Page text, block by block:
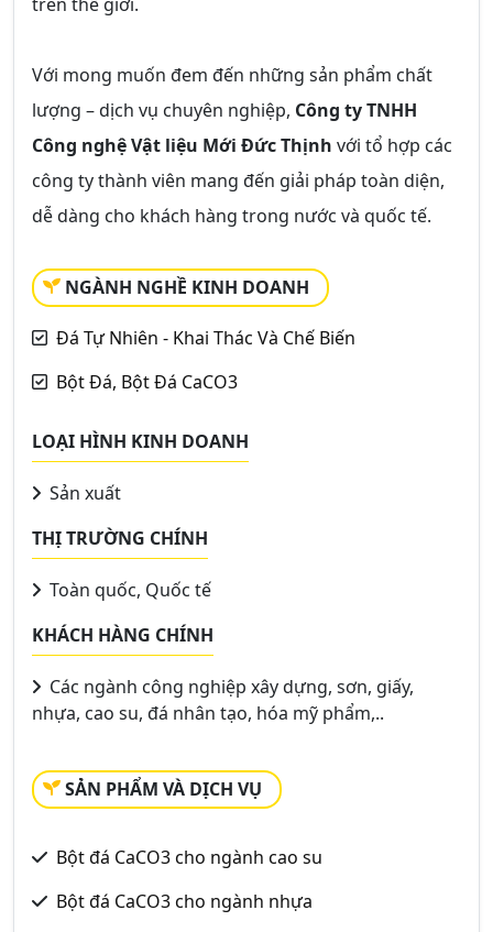
Với mong muốn đem đến những sản phẩm chất
lượng – dịch vụ chuyên nghiệp, Công ty TNHH
Công nghệ Vật liệu Mới Đức Thịnh với tổ hợp các
công ty thành viên mang đến giải pháp toàn diện,
dễ dàng cho khách hàng trong nước và quốc tế.
NGÀNH NGHỀ KINH DOANH
Đá Tự Nhiên - Khai Thác Và Chế Biến
Bột Đá, Bột Đá CaCO3
LOẠI HÌNH KINH DOANH
Sản xuất
THỊ TRƯỜNG CHÍNH
Toàn quốc, Quốc tế
KHÁCH HÀNG CHÍNH
Các ngành công nghiệp xây dựng, sơn, giấy,
nhựa, cao su, đá nhân tạo, hóa mỹ phẩm,..
SẢN PHẨM VÀ DỊCH VỤ
Bột đá CaCO3 cho ngành cao su
Bột đá CaCO3 cho ngành nhựa